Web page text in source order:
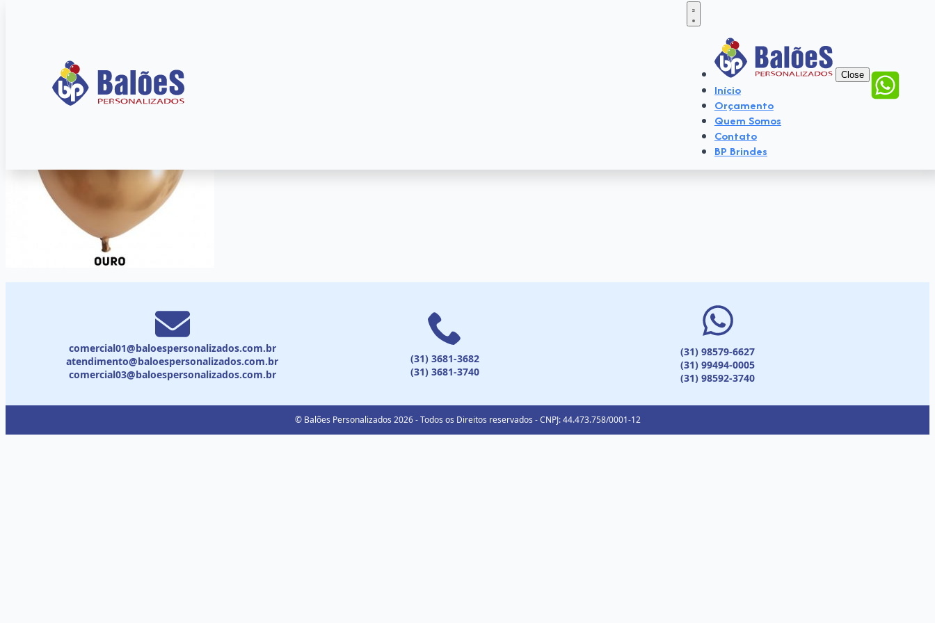
Close
Início
Orçamento
Quem Somos
Contato
BP Brindes
comercial01@baloespersonalizados.com.br
atendimento@baloespersonalizados.com.br
comercial03@baloespersonalizados.com.br
(31) 3681-3682
(31) 3681-3740
(31) 98579-6627
(31) 99494-0005
(31) 98592-3740
© Balões Personalizados 2026 - Todos os Direitos reservados - CNPJ: 44.473.758/0001-12